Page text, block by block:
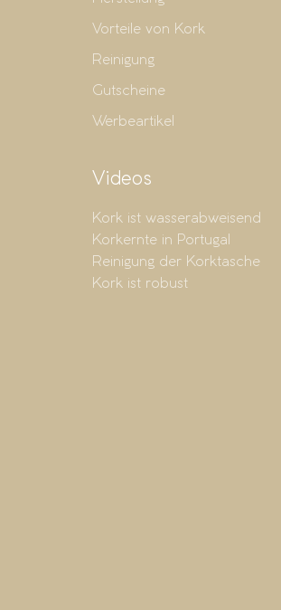
Vorteile von Kork
Reinigung
Gutscheine
Werbeartikel
Videos
Kork ist wasserabweisend
Korkernte in Portugal
Reinigung der Korktasche
Kork ist robust